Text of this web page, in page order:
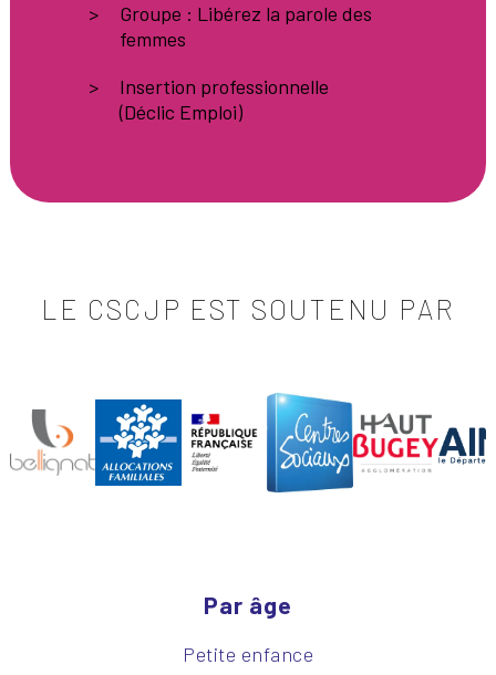
Groupe : Libérez la parole des
femmes
Insertion professionnelle
(Déclic Emploi)
LE CSCJP EST SOUTENU PAR
Par âge
Petite enfance